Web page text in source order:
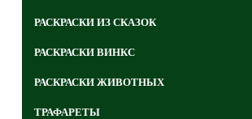
РАСКРАСКИ ИЗ СКАЗОК
РАСКРАСКИ ВИНКС
РАСКРАСКИ ЖИВОТНЫХ
ТРАФАРЕТЫ